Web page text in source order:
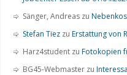
Sänger, Andreas zu
Stefan Tiez zu Erstattung von
Harz4student zu Fotokopien
BG45-Webmaster zu